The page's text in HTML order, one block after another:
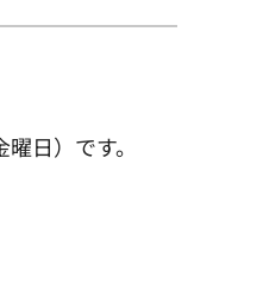
日）です。